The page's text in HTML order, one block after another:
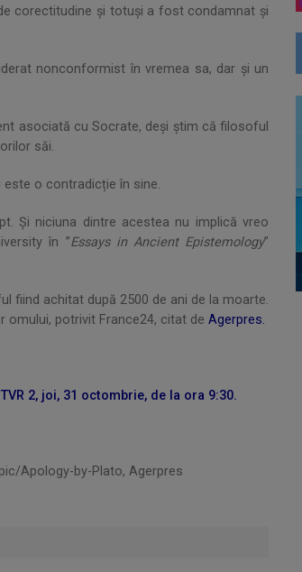
corectitudine și totuși a fost condamnat și
nonconformist în vremea sa, dar și un
asociată cu Socrate, deși știm că filosoful
săi.
o contradicție în sine.
Și niciuna dintre acestea nu implică vreo
în ”Essays in Ancient Epistemology”
fiind achitat după 2500 de ani de la moarte.
potrivit France24, citat de Agerpres.
2, joi, 31 octombrie, de la ora 9:30.
Apology-by-Plato, Agerpres